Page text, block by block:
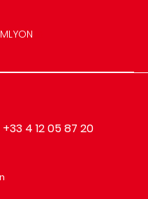
4 12 05 87 20